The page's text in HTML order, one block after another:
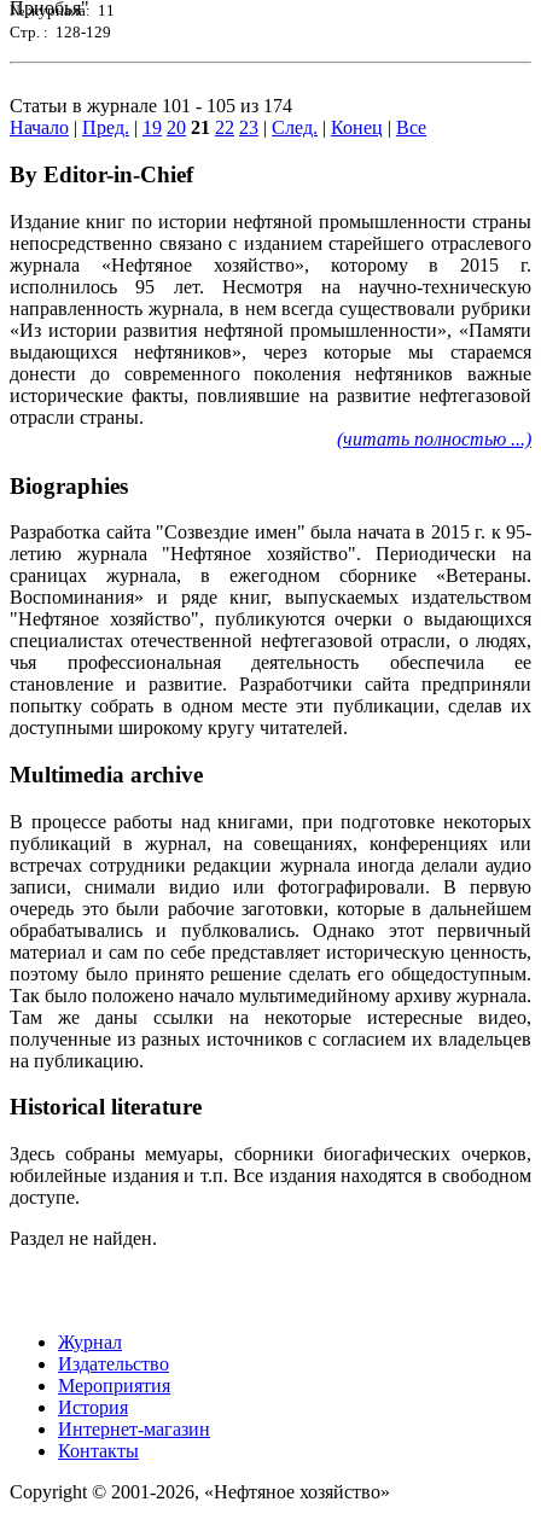
№ журнала: 11
Стр. : 128-129
Статьи в журнале 101 - 105 из 174
Начало | Пред. | 19 20 21 22 23 | След. | Конец | Все
By Editor-in-Chief
Издание книг по истории нефтяной промышленности страны
непосредственно связано с изданием старейшего отраслевого
журнала «Нефтяное хозяйство», которому в 2015 г.
исполнилось 95 лет. Несмотря на научно-техническую
направленность журнала, в нем всегда существовали рубрики
«Из истории развития нефтяной промышленности», «Памяти
выдающихся нефтяников», через которые мы стараемся
донести до современного поколения нефтяников важные
исторические факты, повлиявшие на развитие нефтегазовой
отрасли страны.
(читать полностью ...)
Biographies
Разработка сайта "Созвездие имен" была начата в 2015 г. к 95-
летию журнала "Нефтяное хозяйство". Периодически на
сраницах журнала, в ежегодном сборнике «Ветераны.
Воспоминания» и ряде книг, выпускаемых издательством
"Нефтяное хозяйство", публикуются очерки о выдающихся
специалистах отечественной нефтегазовой отрасли, о людях,
чья профессиональная деятельность обеспечила ее
становление и развитие. Разработчики сайта предприняли
попытку собрать в одном месте эти публикации, сделав их
доступными широкому кругу читателей.
Multimedia archive
В процессе работы над книгами, при подготовке некоторых
публикаций в журнал, на совещаниях, конференциях или
встречах сотрудники редакции журнала иногда делали аудио
записи, снимали видио или фотографировали. В первую
очередь это были рабочие заготовки, которые в дальнейшем
обрабатывались и публковались. Однако этот первичный
материал и сам по себе представляет историческую ценность,
поэтому было принято решение сделать его общедоступным.
Так было положено начало мультимедийному архиву журнала.
Там же даны ссылки на некоторые истересные видео,
полученные из разных источников с согласием их владельцев
на публикацию.
Historical literature
Здесь собраны мемуары, сборники биогафических очерков,
юбилейные издания и т.п. Все издания находятся в свободном
доступе.
Раздел не найден.
Журнал
Издательство
Мероприятия
История
Интернет-магазин
Контакты
Copyright © 2001-2026, «Нефтяное хозяйство»